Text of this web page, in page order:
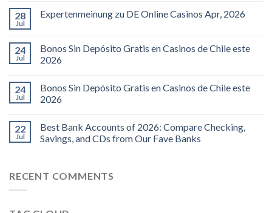
28
Jul
Expertenmeinung zu DE Online Casinos Apr, 2026
24
Jul
Bonos Sin Depósito Gratis en Casinos de Chile este
2026
24
Jul
Bonos Sin Depósito Gratis en Casinos de Chile este
2026
22
Jul
Best Bank Accounts of 2026: Compare Checking,
Savings, and CDs from Our Fave Banks
RECENT COMMENTS